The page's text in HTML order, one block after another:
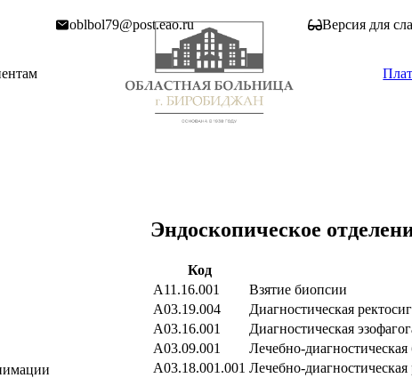
oblbol79@post.eao.ru Версия для
Эндоскопическое
Код
А11.16.001
Взятие биопсии
A03.19.004
Диагностическая
A03.16.001
Диагностическая
A03.09.001
Лечебно-
А03.18.001.001 Лечебно-